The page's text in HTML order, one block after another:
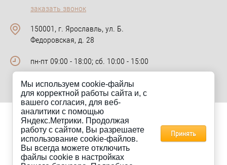
заказать звонок
150001, г. Ярославль, ул. Б.
Федоровская, д. 28
пн-пт 09:00 - 18:00; сб. 10:00 - 15:00
Сайт km-keramik.ru носит исключительно информационный
характер и ни при каких условиях не является публичной офертой.
Для получения информации о стоимости товаров, пожалуйста,
обращайтесь в отдел продаж компании КМ-Керамик.
Мы используем cookie-файлы
для корректной работы сайта и, с
вашего согласия, для веб-
аналитики с помощью
Яндекс.Метрики. Продолжая
работу с сайтом, Вы разрешаете
использование cookie-файлов.
Вы всегда можете отключить
файлы cookie в настройках
Принять